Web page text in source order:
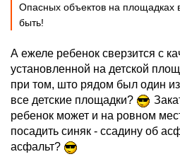
Опасных объектов на площадках
быть!
А ежеле ребенок сверзится с
установленной на детской
при том, што рядом был один
все детские площадки?
ребенок может и на ровном
посадить синяк - ссадину об
асфальт?